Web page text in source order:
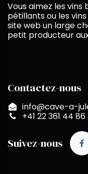
Vous aimez les vins
pétillants ou les
site web un large
petit producteur
Contactez-nous
info@cave-a-
+41 22 361 44 86
Suivez-nous